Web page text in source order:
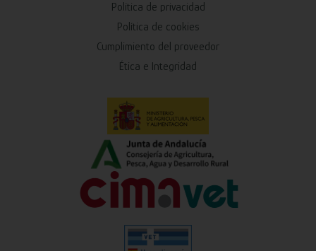
Política de privacidad
Política de cookies
Cumplimiento del proveedor
Ética e Integridad